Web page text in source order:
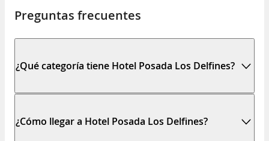
Preguntas frecuentes
¿Qué categoría tiene Hotel Posada Los Delfines?
¿Cómo llegar a Hotel Posada Los Delfines?